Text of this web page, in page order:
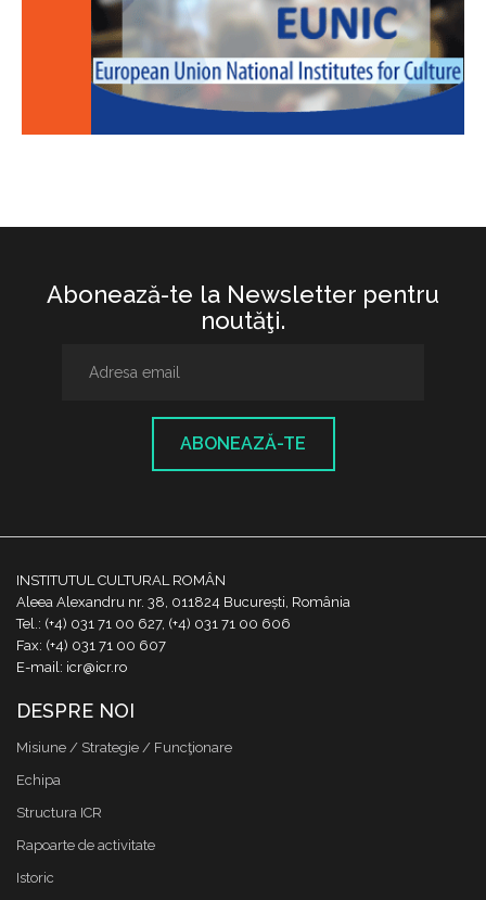
Abonează-te la Newsletter pentru
noutăţi.
ABONEAZĂ-TE
INSTITUTUL CULTURAL ROMÂN
Aleea Alexandru nr. 38, 011824 București, România
Tel.: (+4) 031 71 00 627, (+4) 031 71 00 606
Fax: (+4) 031 71 00 607
E-mail: icr@icr.ro
DESPRE NOI
Misiune / Strategie / Funcţionare
Echipa
Structura ICR
Rapoarte de activitate
Istoric